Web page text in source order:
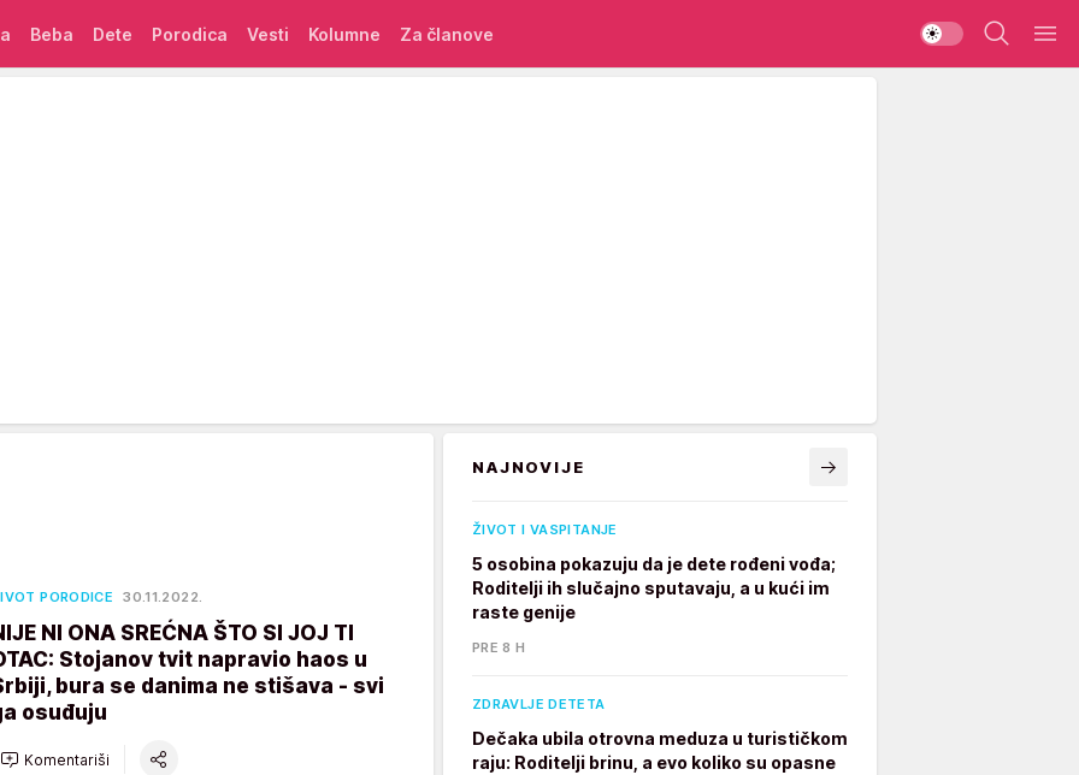
Beba Dete Porodica Vesti Kolumne Za članove
PORODICE 30.11.2022.
NI ONA SREĆNA ŠTO SI JOJ TI
Stojanov tvit napravio haos u
bura se danima ne stišava - svi
osuđuju
Komentariši
NAJNOVIJE
ŽIVOT I VASPITANJE
5 osobina pokazuju da je dete rođeni vođa;
Roditelji ih slučajno sputavaju, a u kući im
raste genije
PRE 8 H
ZDRAVLJE DETETA
Dečaka ubila otrovna meduza u turističkom
raju: Roditelji brinu, a evo koliko su opasne